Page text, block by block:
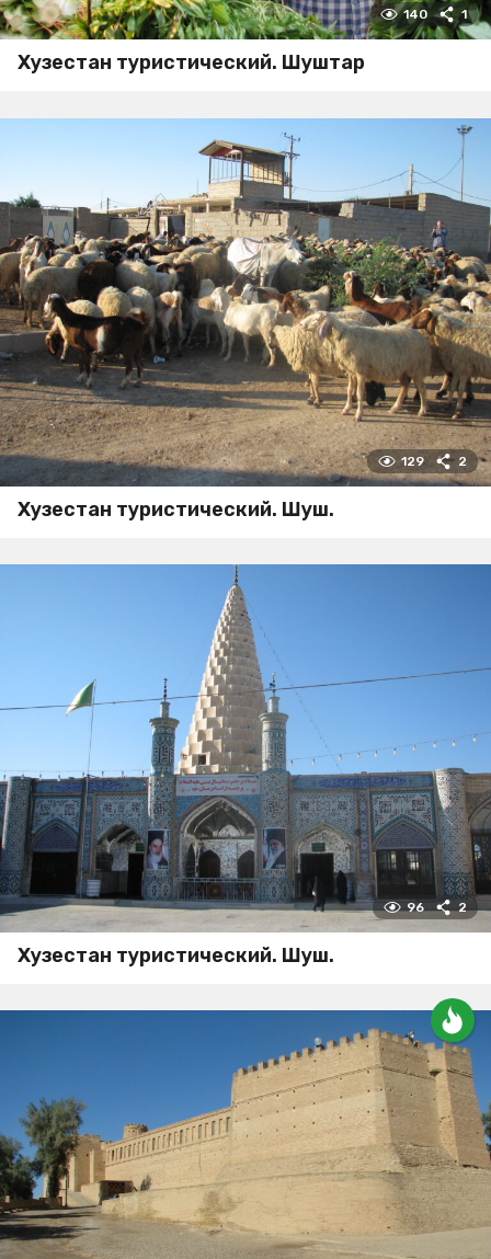
140 1
Хузестан туристический. Шуштар
129 2
Хузестан туристический. Шуш.
96 2
Хузестан туристический. Шуш.